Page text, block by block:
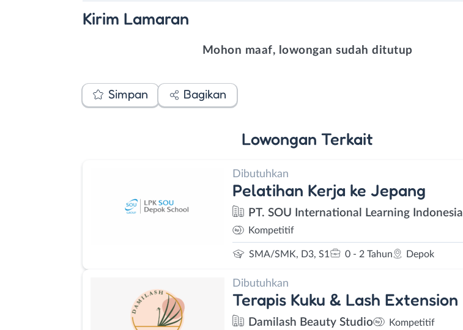
Kirim Lamaran
Mohon maaf, lowongan sudah ditutup
Simpan Bagikan
Lowongan Terkait
Dibutuhkan
Pelatihan Kerja ke Jepang
PT. SOU International Learning Indonesia
Kompetitif
SMA/SMK, D3, S1 0 - 2 Tahun Depok
Dibutuhkan
Terapis Kuku & Lash Extension
Damilash Beauty Studio Kompetitif